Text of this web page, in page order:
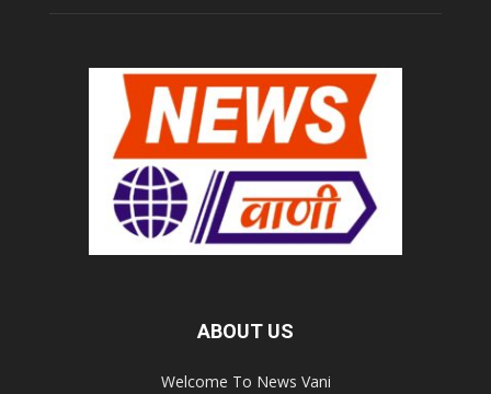
ABOUT US
Welcome To News Vani